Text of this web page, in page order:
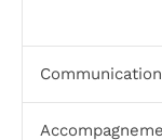
Communication